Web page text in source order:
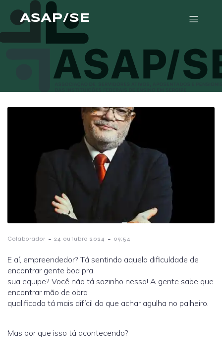
ASAP/SE
Colaborador - 24 outubro 2024 - 09:54
E aí, empreendedor? Tá sentindo aquela dificuldade de
encontrar gente boa pra
sua equipe? Você não tá sozinho nessa! A gente sabe que
encontrar mão de obra
qualificada tá mais difícil do que achar agulha no palheiro.
Mas por que isso tá acontecendo?